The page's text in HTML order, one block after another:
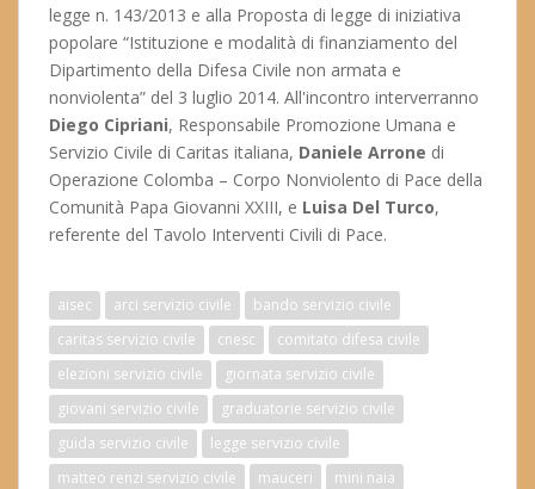
legge n. 143/2013 e alla Proposta di legge di iniziativa
popolare “Istituzione e modalità di finanziamento del
Dipartimento della Difesa Civile non armata e
nonviolenta” del 3 luglio 2014. All'incontro interverranno
Diego Cipriani, Responsabile Promozione Umana e
Servizio Civile di Caritas italiana, Daniele Arrone di
Operazione Colomba – Corpo Nonviolento di Pace della
Comunità Papa Giovanni XXIII, e Luisa Del Turco,
referente del Tavolo Interventi Civili di Pace.
aisec arci servizio civile
bando servizio civile
caritas servizio civile
cnesc
comitato difesa civile
elezioni servizio civile
giornata servizio civile
giovani servizio civile
graduatorie servizio civile
guida servizio civile
legge servizio civile
matteo renzi servizio civile
mauceri
mini naia